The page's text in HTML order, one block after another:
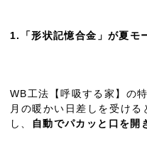
1.「形状記憶合金」が夏モ
WB工法【呼吸する家】の
月の暖かい日差しを受け
し、
自動でパカッと口を開